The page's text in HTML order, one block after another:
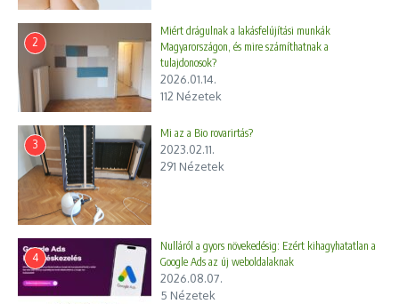
2
Miért drágulnak a lakásfelújítási munkák
Magyarországon, és mire számíthatnak a
tulajdonosok?
2026.01.14.
112 Nézetek
3
Mi az a Bio rovarirtás?
2023.02.11.
291 Nézetek
4
Nulláról a gyors növekedésig: Ezért kihagyhatatlan a
Google Ads az új weboldalaknak
2026.08.07.
5 Nézetek